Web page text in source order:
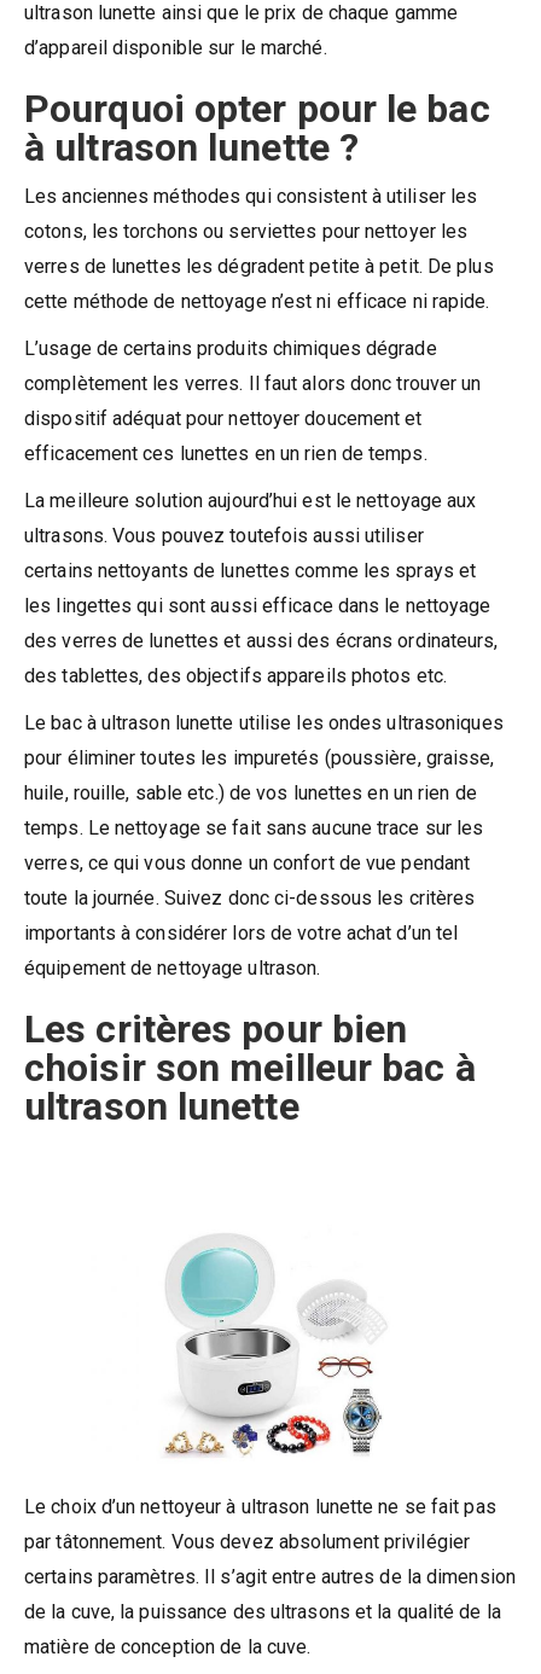
ultrason lunette ainsi que le prix de chaque gamme
d’appareil disponible sur le marché.
Pourquoi opter pour le bac
à ultrason lunette ?
Les anciennes méthodes qui consistent à utiliser les
cotons, les torchons ou serviettes pour nettoyer les
verres de lunettes les dégradent petite à petit. De plus
cette méthode de nettoyage n’est ni efficace ni rapide.
L’usage de certains produits chimiques dégrade
complètement les verres. Il faut alors donc trouver un
dispositif adéquat pour nettoyer doucement et
efficacement ces lunettes en un rien de temps.
La meilleure solution aujourd’hui est le nettoyage aux
ultrasons. Vous pouvez toutefois aussi utiliser
certains nettoyants de lunettes comme les sprays et
les lingettes qui sont aussi efficace dans le nettoyage
des verres de lunettes et aussi des écrans ordinateurs,
des tablettes, des objectifs appareils photos etc.
Le bac à ultrason lunette utilise les ondes ultrasoniques
pour éliminer toutes les impuretés (poussière, graisse,
huile, rouille, sable etc.) de vos lunettes en un rien de
temps. Le nettoyage se fait sans aucune trace sur les
verres, ce qui vous donne un confort de vue pendant
toute la journée. Suivez donc ci-dessous les critères
importants à considérer lors de votre achat d’un tel
équipement de nettoyage ultrason.
Les critères pour bien
choisir son meilleur bac à
ultrason lunette
Le choix d’un nettoyeur à ultrason lunette ne se fait pas
par tâtonnement. Vous devez absolument privilégier
certains paramètres. Il s’agit entre autres de la dimension
de la cuve, la puissance des ultrasons et la qualité de la
matière de conception de la cuve.